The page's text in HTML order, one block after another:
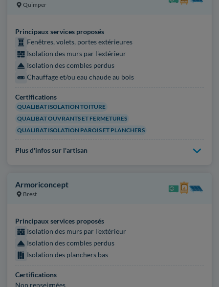
Quimper
Principaux services proposés
Fenêtres, volets, portes extérieures
Isolation des murs par l'extérieur
Isolation des combles perdus
Chauffage et/ou eau chaude au bois
Certifications
QUALIBAT ISOLATION TOITURE
QUALIBAT OUVRANTS ET FERMETURES
QUALIBAT ISOLATION PAROIS ET PLANCHERS
Plus d'infos sur l'artisan
Armoriconcept
Brest
Principaux services proposés
Isolation des murs par l'extérieur
Isolation des combles perdus
Isolation des planchers bas
Certifications
Non renseignées